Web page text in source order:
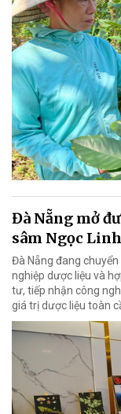
Đà Nẵng mở
sâm Ngọc Linh
Đà Nẵng đang
nghiệp dược liệu và
tư, tiếp nhận công
giá trị dược liệu toàn